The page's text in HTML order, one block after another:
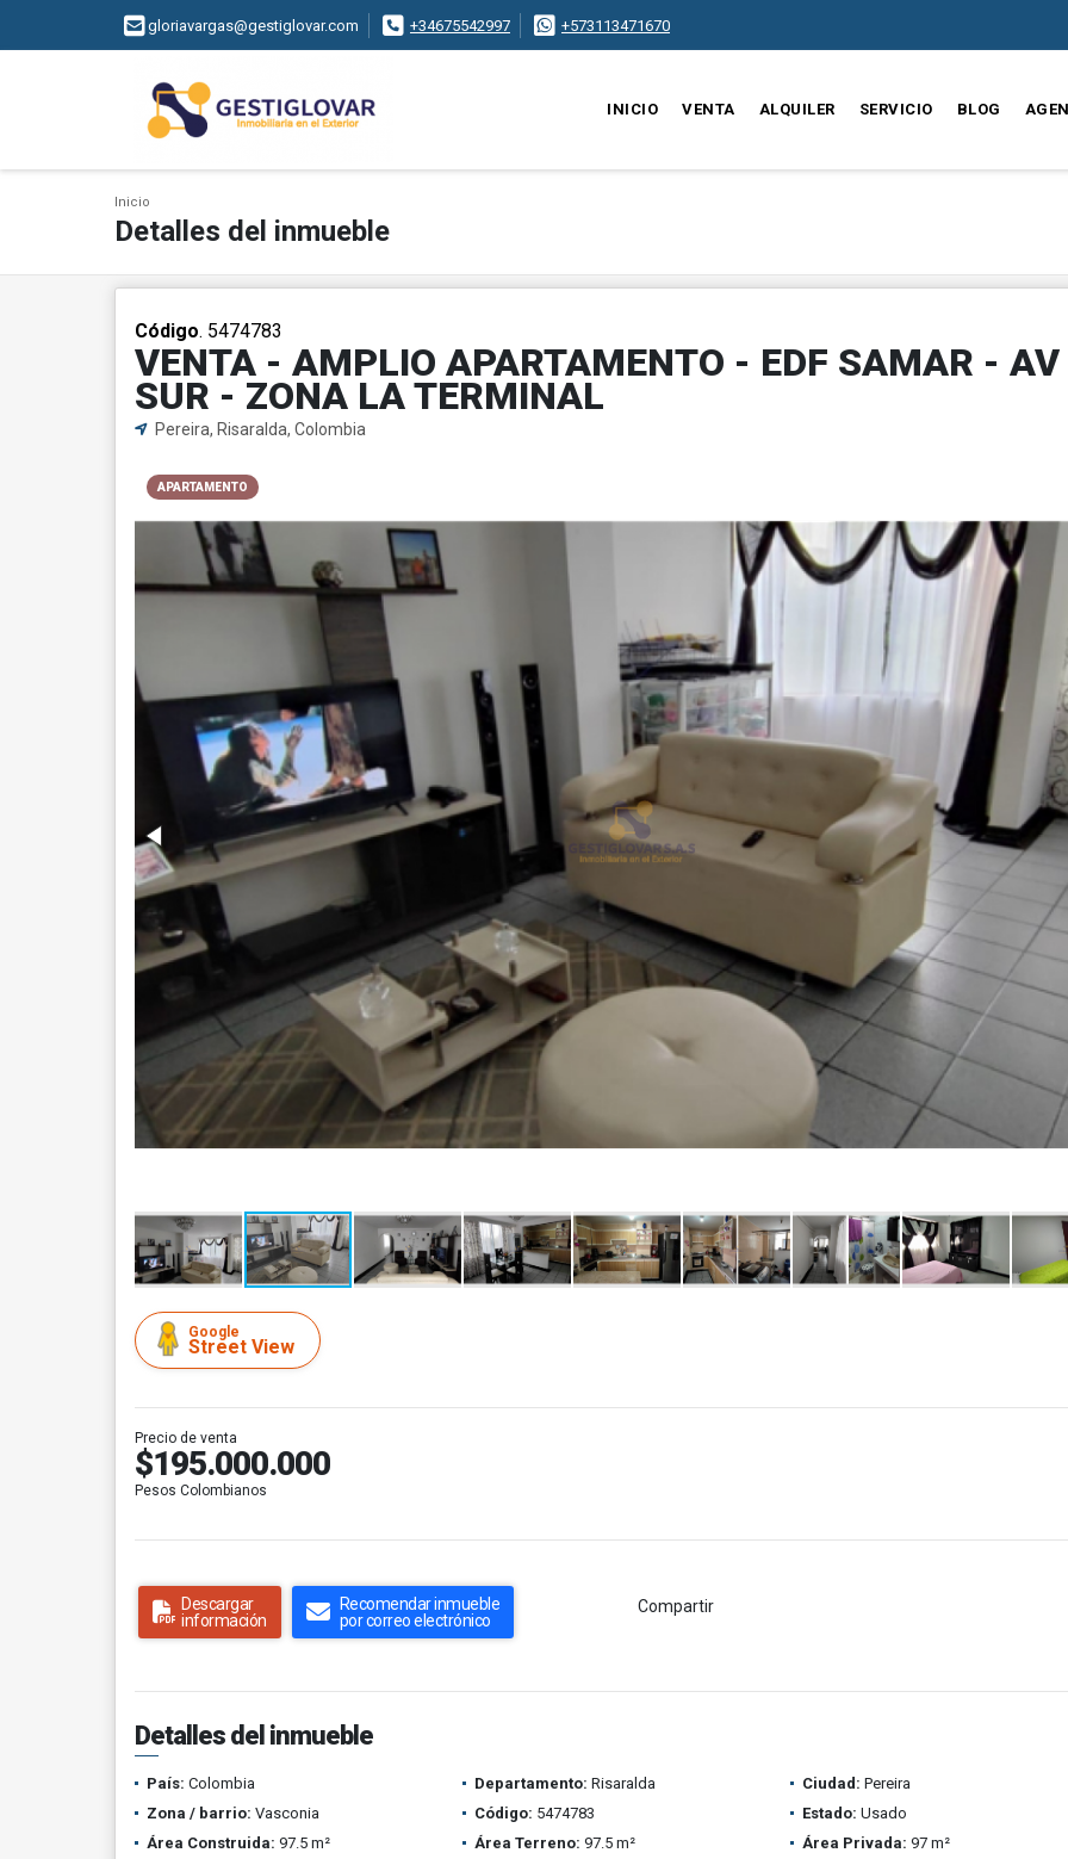
gloriavargas@gestiglovar.com +34675542997 +573113471670
INICIO VENTA ALQUILER SERVICIO BLOG
Inicio
Detalles del inmueble
Código. 5474783
VENTA - AMPLIO APARTAMENTO - EDF SAMAR - AV
SUR - ZONA LA TERMINAL
Pereira, Risaralda, Colombia
APARTAMENTO
Google
Street View
Precio de venta
$195.000.000
Pesos Colombianos
Descargar
información
Recomendar inmueble
por correo electrónico
Compartir
Detalles del inmueble
País: Colombia Departamento: Risaralda Ciudad: Pereira
Zona / barrio: Vasconia Código: 5474783 Estado: Usado
Área Construida: 97.5 m² Área Terreno: 97.5 m² Área Privada: 97 m²